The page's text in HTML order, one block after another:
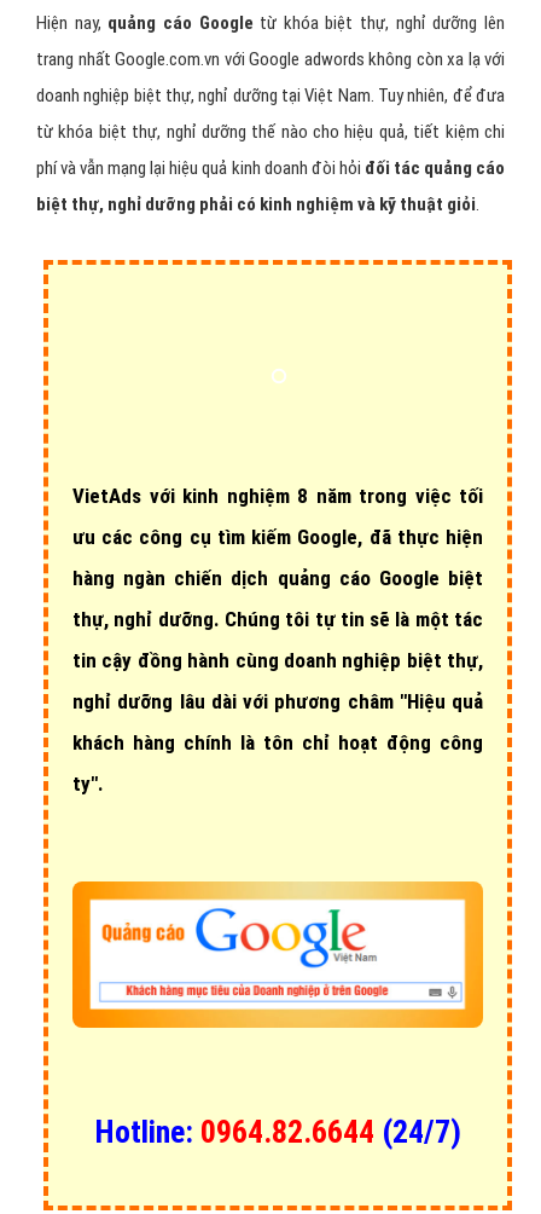
Hiện nay, quảng cáo Google từ khóa biệt thự, nghỉ dưỡng lên
trang nhất Google.com.vn với Google adwords không còn xa lạ với
doanh nghiệp biệt thự, nghỉ dưỡng tại Việt Nam. Tuy nhiên, để đưa
từ khóa biệt thự, nghỉ dưỡng thế nào cho hiệu quả, tiết kiệm chi
phí và vẫn mạng lại hiệu quả kinh doanh đòi hỏi đối tác quảng cáo
biệt thự, nghỉ dưỡng phải có kinh nghiệm và kỹ thuật giỏi.
VietAds với kinh nghiệm 8 nămtrong việc tối
ưu các công cụ tìm kiếm Google, đã thực hiện
hàng ngàn chiến dịch quảng cáo Google biệt
thự, nghỉ dưỡng. Chúng tôi tự tin sẽ là một tác
tin cậy đồng hành cùng doanh nghiệp biệt thự,
nghỉ dưỡng lâu dài với phương châm "Hiệu quả
khách hàng chính là tôn chỉ hoạt động công
ty".
Hotline: 0964.82.6644 (24/7)